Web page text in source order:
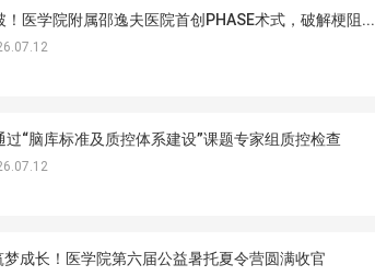
！医学院附属邵逸夫医院首创PHASE术式，破解梗阻...
过“脑库标准及质控体系建设”课题专家组质控检查
梦成长！医学院第六届公益暑托夏令营圆满收官